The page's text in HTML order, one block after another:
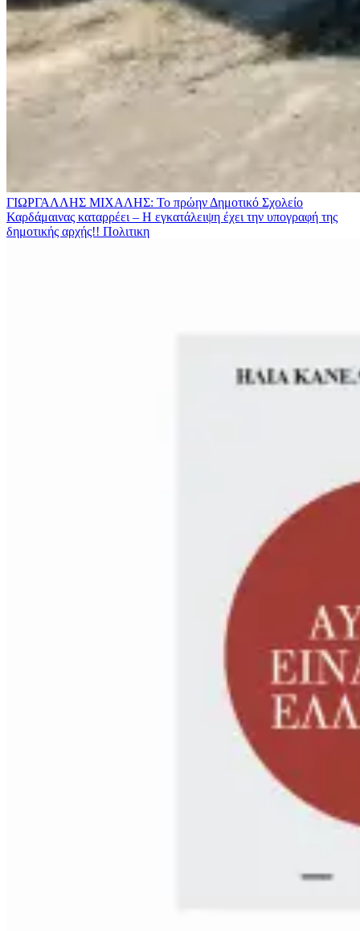
ΓΙΩΡΓΑΛΛΗΣ ΜΙΧΑΛΗΣ: Το πρώην Δημοτικό Σχολείο
Καρδάμαινας καταρρέει – Η εγκατάλειψη έχει την υπογραφή της
δημοτικής αρχής!! Πολιτικη